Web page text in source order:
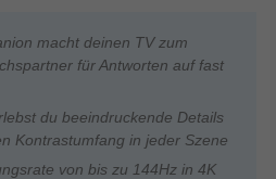
macht deinen TV zum
für Antworten auf fast
du beeindruckende Details
Kontrastumfang in jeder Szene
von bis zu 144Hz in 4K